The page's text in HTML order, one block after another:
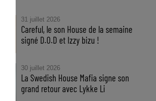
31 juillet 2026
Careful, le son House de la semaine
signé D.O.D et Izzy bizu !
30 juillet 2026
La Swedish House Mafia signe son
grand retour avec Lykke Li